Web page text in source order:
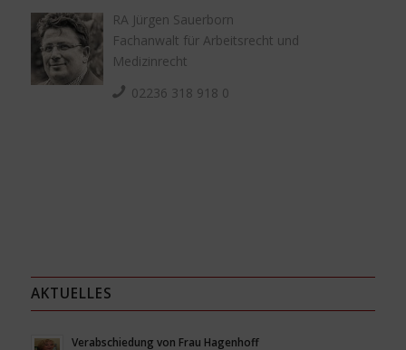
RA Jürgen Sauerborn
Fachanwalt für Arbeitsrecht und
Medizinrecht
02236 318 918 0
AKTUELLES
Verabschiedung von Frau Hagenhoff